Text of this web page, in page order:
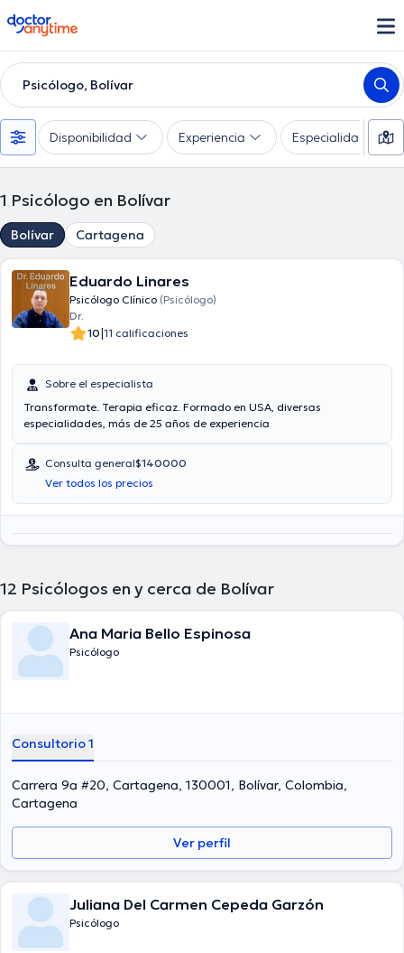
doctoranytime
Psicólogo, Bolívar
Disponibilidad Experiencia Especialidades
1 Psicólogo en Bolívar
Bolívar Cartagena
Eduardo Linares
Psicólogo Clínico (Psicólogo)
Dr.
10|11 calificaciones
Sobre el especialista
Transformate. Terapia eficaz. Formado en USA, diversas
especialidades, más de 25 años de experiencia
Consulta general$140000
Ver todos los precios
12 Psicólogos en y cerca de Bolívar
Ana Maria Bello Espinosa
Psicólogo
Consultorio 1
Carrera 9a #20, Cartagena, 130001, Bolívar, Colombia,
Cartagena
Ver perfil
Juliana Del Carmen Cepeda Garzón
Psicólogo